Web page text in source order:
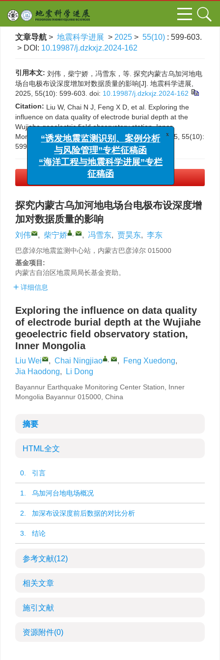
文章导航 > 地震科学进展 > 2025 > 55(10) : 599-603.
> DOI: 10.19987/j.dzkxjz.2024-162
引用本文: 刘伟，柴宁娇，冯雪东，等. 探究内蒙古乌加河地电
场台电极布设深度增加对数据质量的影响[J]. 地震科学进展,
2025, 55(10): 599-603. doi: 10.19987/j.dzkxjz.2024-162
Citation: Liu W, Chai N J, Feng X D, et al. Exploring the
influence on data quality of electrode burial depth at the
Wujiahe geoelectric field observatory station, Inner
Mongolia[J]. Progress in Earthquake Sciences, 2025, 55(10):
599-603.
DOI:10.19987/j.dzkxjz.2024-162
PDF下载
探究内蒙古乌加河地电场台电极布设深度增
加对数据质量的影响
刘伟 , 柴宁娇 , , 冯雪东, 贾昊东, 李东
巴彦淖尔地震监测中心站，内蒙古巴彦淖尔 015000
基金项目:
内蒙古自治区地震局局长基金资助。
详细信息
Exploring the influence on data quality
of electrode burial depth at the Wujiahe
geoelectric field observatory station,
Inner Mongolia
Liu Wei , Chai Ningjiao , , Feng Xuedong,
Jia Haodong, Li Dong
Bayannur Earthquake Monitoring Center Station, Inner
Mongolia Bayannur 015000, China
摘要
HTML全文
0. 引言
1. 乌加河台地电场概况
2. 加深布设深度前后数据的对比分析
3. 结论
参考文献(12)
相关文章
施引文献
资源附件(0)
“诱发地震监测识别、案例分析
与风险管理”专栏征稿函
“海洋工程与地震科学进展”专栏
征稿函